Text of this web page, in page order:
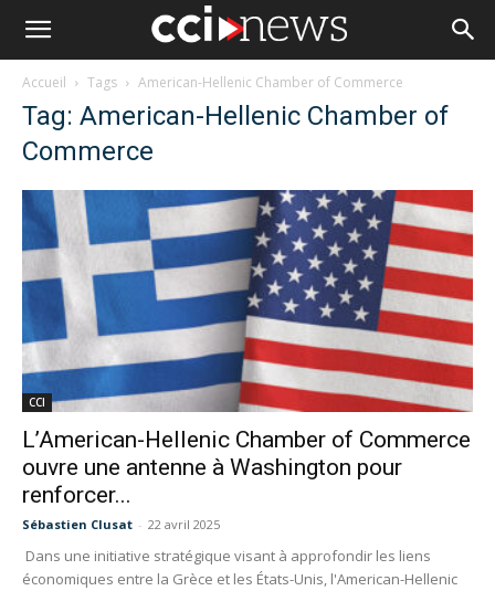
Accueil Tags American-Hellenic Chamber of Commerce
Tag: American-Hellenic Chamber of
Commerce
CCI
L’American-Hellenic Chamber of Commerce
ouvre une antenne à Washington pour
renforcer...
Sébastien Clusat - 22 avril 2025
Dans une initiative stratégique visant à approfondir les liens
économiques entre la Grèce et les États-Unis, l'American-Hellenic